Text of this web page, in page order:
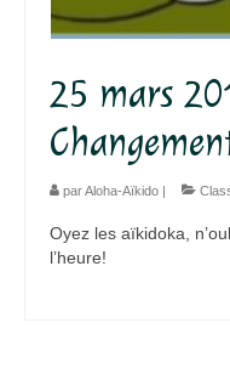
25 mars
parAloha-Aïkido
Oyez les aïkidoka,
l’heure!